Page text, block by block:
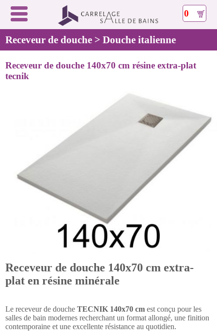
0
Receveur de douche > Douche italienne
Receveur de douche 140x70 cm résine extra-plat
tecnik
Receveur de douche 140x70 cm extra-
plat en résine minérale
Le receveur de doucheTECNIK 140x70 cm est conçu pour les
salles de bain modernes recherchant un format allongé, une finition
contemporaine et une excellente résistance au quotidien.